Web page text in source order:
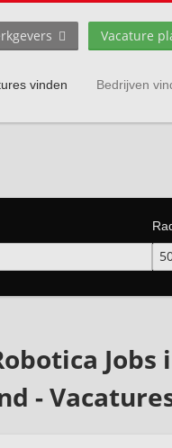
vinden Bedrijven
Vacature
Jobs
-